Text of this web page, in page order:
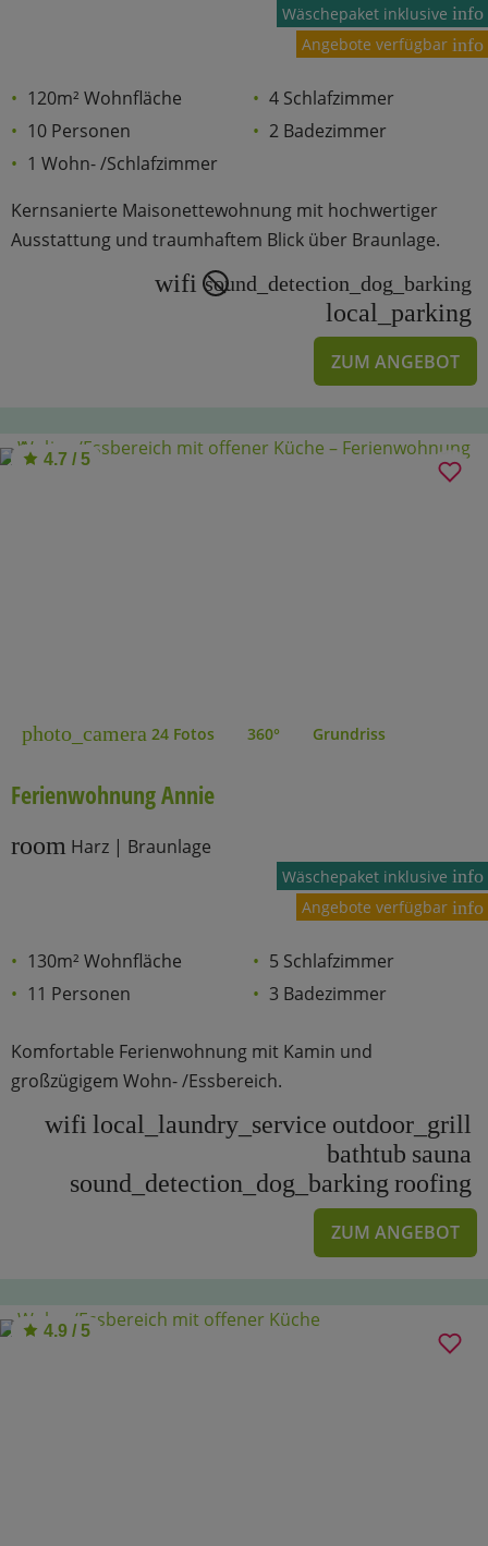
Wäschepaket inklusiveinfo
Angebote verfügbar info
120m² Wohnfläche
10 Personen
1 Wohn- /Schlafzimmer
4 Schlafzimmer
2 Badezimmer
Kernsanierte Maisonettewohnung mit hochwertiger
Ausstattung und traumhaftem Blick über Braunlage.
wifi sound_detection_dog_barking
local_parking
ZUM ANGEBOT
4.7 / 5
photo_camera 24 Fotos 360° Grundriss
Ferienwohnung Annie
room Harz | Braunlage
Wäschepaket inklusive info
Angebote verfügbar info
130m² Wohnfläche
11 Personen
5 Schlafzimmer
3 Badezimmer
Komfortable Ferienwohnung mit Kamin und
großzügigem Wohn- /Essbereich.
wifi local_laundry_service outdoor_grill
bathtub sauna
sound_detection_dog_barking roofing
ZUM ANGEBOT
4.9 / 5